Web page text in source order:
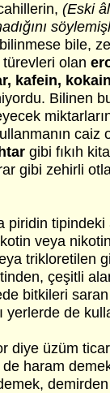
(Eski
bile,
türevleri olan
kafein, kokain
Bilinen
caiz
gibi fıkıh
gibi zehirli
piridin
veya
trikloretilen
çeşitli
bitkileri
yerlerde de
diye üzüm
haram
demirden